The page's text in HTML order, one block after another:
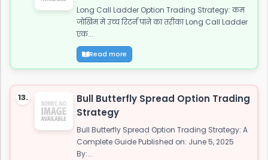
Long Call Ladder Option Trading Strategy: कम
जोखिम में उच्च रिटर्न पाने का तरीका Long Call Ladder
एक...
Read more
13.
Bull Butterfly Spread Option Trading
Strategy
Bull Butterfly Spread Option Trading Strategy: A
Complete Guide Published on: June 5, 2025
By:...